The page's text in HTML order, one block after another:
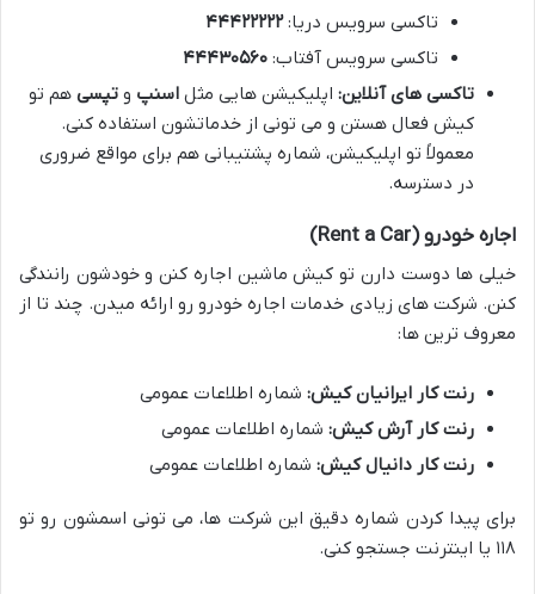
تاکسی سرویس دریا:۴۴۴۲۲۲۲۲
تاکسی سرویس آفتاب: ۴۴۴۳۰۵۶۰
تاکسی های آنلاین: اپلیکیشن هایی مثل اسنپ و تپسی هم تو
کیش فعال هستن و می تونی از خدماتشون استفاده کنی.
معمولاً تو اپلیکیشن، شماره پشتیبانی هم برای مواقع ضروری
در دسترسه.
اجاره خودرو (Rent a Car)
خیلی ها دوست دارن تو کیش ماشین اجاره کنن و خودشون رانندگی
کنن. شرکت های زیادی خدمات اجاره خودرو رو ارائه میدن. چند تا از
معروف ترین ها:
رنت کار ایرانیان کیش: شماره اطلاعات عمومی
رنت کار آرش کیش: شماره اطلاعات عمومی
رنت کار دانیال کیش: شماره اطلاعات عمومی
برای پیدا کردن شماره دقیق این شرکت ها، می تونی اسمشون رو تو
۱۱۸ یا اینترنت جستجو کنی.